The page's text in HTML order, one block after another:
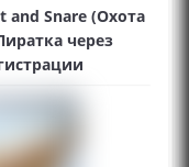
Snare (Охота
через